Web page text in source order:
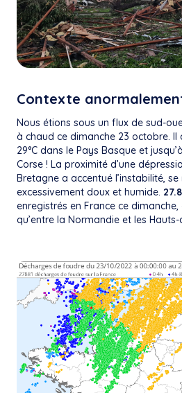
Contexte
Nous étions sous un flux de sud-
à chaud ce dimanche 23 octobre. Il
29°C dans le Pays Basque et
Corse ! La proximité d’une
Bretagne a accentué l’instabilité,
excessivement doux et humide.
enregistrés en France ce
qu’entre la Normandie et les Hauts-